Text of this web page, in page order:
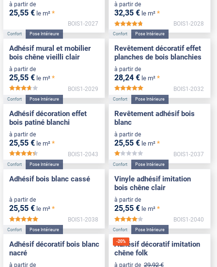
à partir de
25,55 € le m² *
BOIS1-2027
à partir de
32,35 € le m² *
*****
BOIS1-2028
Confort Pose Intérieure
Adhésif mural et mobilier
bois chêne vieilli clair
à partir de
25,55 € le m² *
*****
BOIS1-2029
Confort Pose Intérieure
Revêtement décoratif effet
planches de bois blanchies
à partir de
28,24 € le m² *
BOIS1-2032
Confort Pose Intérieure
Adhésif décoration effet
bois patiné blanchi
à partir de
25,55 € le m² *
*****
BOIS1-2043
Confort Pose Intérieure
Revêtement adhésif bois
blanc
à partir de
25,55 € le m² *
*****
BOIS1-2037
Confort Pose Intérieure
Adhésif bois blanc cassé
à partir de
25,55 € le m² *
*****
BOIS1-2038
Confort Pose Intérieure
Vinyle adhésif imitation
bois chêne clair
à partir de
25,55 € le m² *
*****
BOIS1-2040
Confort Pose Intérieure
Adhésif décoratif bois blanc
nacré
à partir de
-20%
Confort Pose Intérieure
Adhésif décoratif imitation
chêne folk
à partir de 29,92 €